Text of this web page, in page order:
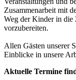
Zusammenarbeit mit
Weg der Kinder in die
vorzubereiten.
Allen Gästen unserer
Einblicke in unsere
Aktuelle Termine